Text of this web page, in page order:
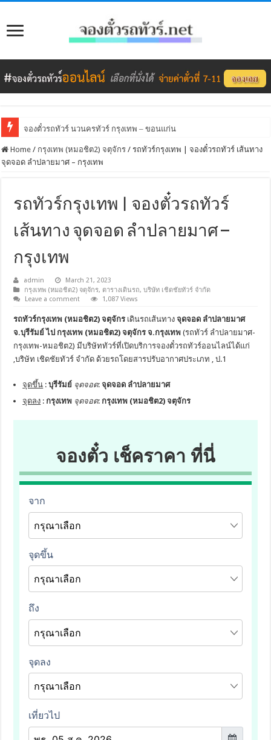
จองตั๋วรถทัวร์ นวนครทัวร์ กรุงเทพ – ขอนแก่น
Home / กรุงเทพ (หมอชิต2) จตุจักร / รถทัวร์กรุงเทพ | จองตั๋วรถทัวร์ เส้นทาง
จุดจอด ลำปลายมาศ – กรุงเทพ
รถทัวร์กรุงเทพ | จองตั๋วรถทัวร์
เส้นทาง จุดจอด ลำปลายมาศ –
กรุงเทพ
admin
March 21, 2023
กรุงเทพ (หมอชิต2) จตุจักร, ตารางเดินรถ,บริษัท เชิดชัยทัวร์ จำกัด
Leave a comment
1,087 Views
รถทัวร์กรุงเทพ (หมอชิต2) จตุจักร เดินรถเส้นทางจุดจอด ลำปลายมาศ
จ.บุรีรัมย์ ไป กรุงเทพ (หมอชิต2) จตุจักร จ.กรุงเทพ (รถทัวร์ ลำปลายมาศ-
กรุงเทพ-หมอชิต2) มีบริษัททัวร์ที่เปิดบริการจองตั๋วรถทัวร์ออนไลน์ได้แก่
,บริษัท เชิดชัยทัวร์ จำกัด ด้วยรถโดยสารปรับอากาศประเภท , ป.1
จุดขึ้น :บุรีรัมย์ จุดจอด:จุดจอด ลำปลายมาศ
จุดลง :กรุงเทพ จุดจอด:กรุงเทพ (หมอชิต2) จตุจักร
จองตั๋ว เช็คราคา ที่นี่